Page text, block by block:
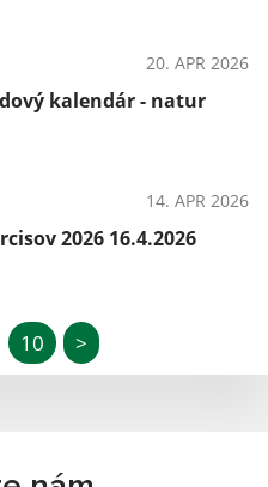
20. APR 2026
kalendár - natur
14. APR 2026
2026 16.4.2026
10 >